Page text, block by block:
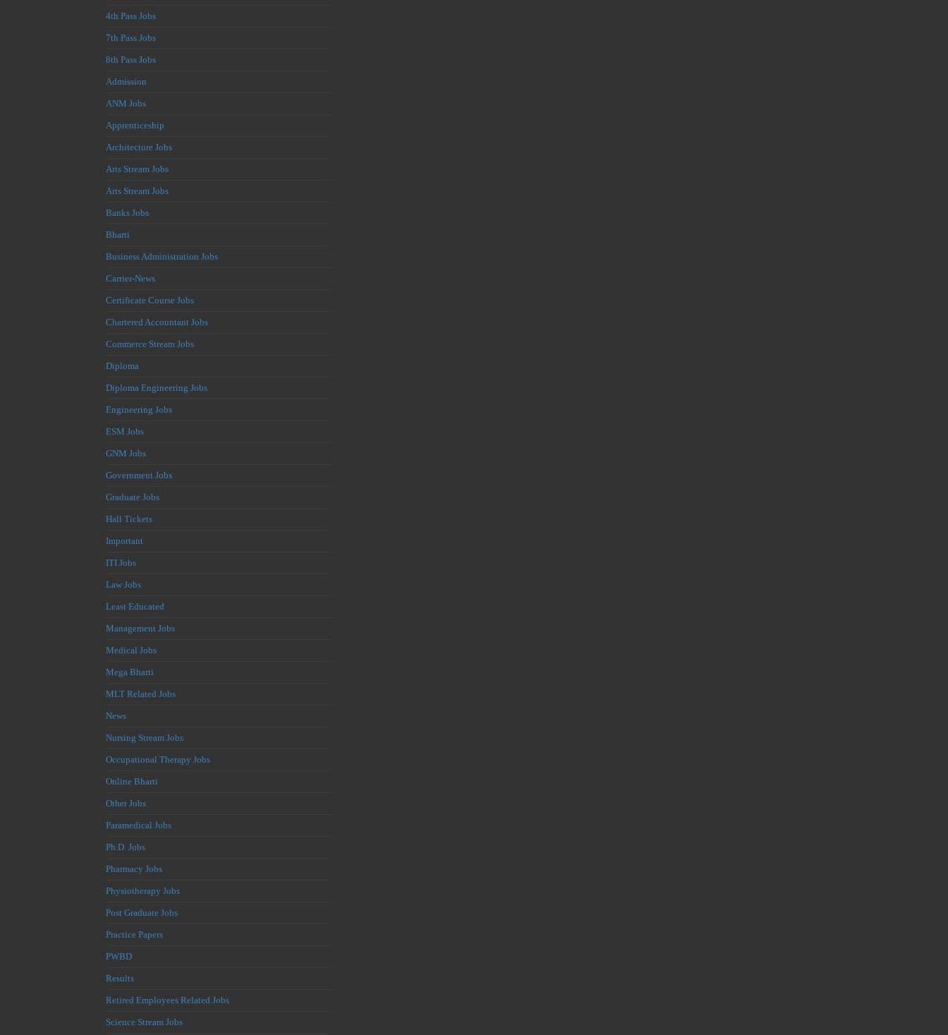
4th Pass Jobs
7th Pass Jobs
8th Pass Jobs
Admission
ANM Jobs
Apprenticeship
Architecture Jobs
Arts Stream Jobs
Arts Stream Jobs
Banks Jobs
Bharti
Business Administration Jobs
Carrier-News
Certificate Course Jobs
Chartered Accountant Jobs
Commerce Stream Jobs
Diploma
Diploma Engineering Jobs
Engineering Jobs
ESM Jobs
GNM Jobs
Government Jobs
Graduate Jobs
Hall Tickets
Important
ITI Jobs
Law Jobs
Least Educated
Management Jobs
Medical Jobs
Mega Bharti
MLT Related Jobs
News
Nursing Stream Jobs
Occupational Therapy Jobs
Online Bharti
Other Jobs
Paramedical Jobs
Ph.D. Jobs
Pharmacy Jobs
Physiotherapy Jobs
Post Graduate Jobs
Practice Papers
PWBD
Results
Retired Employees Related Jobs
Science Stream Jobs